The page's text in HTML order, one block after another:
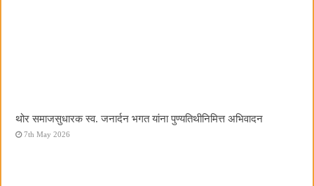
थोर समाजसुधारक स्व. जनार्दन भगत यांना पुण्यतिथीनिमित्त अभिवादन
7th May 2026